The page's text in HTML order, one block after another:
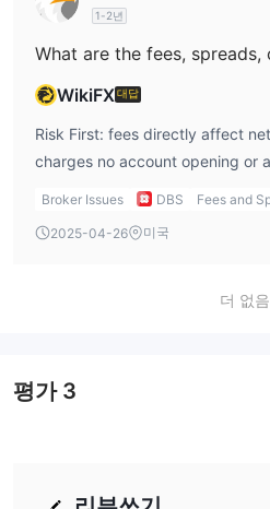
게 맞춤형 지원을 제공합니다.
투자 도구
BrainBOX: 태국 및 해외 주식에 대
BrainBOX Plus: 기술 및 기본 분석
과 결과를 얻습니다.
MCycle: 순환주식에 중점을 둔
적으로 진입하고 탈출할 수 있는 전략
: 블록 거래의 가
합 데스크톱 프로그램입니다.
계정을 열려면
of an Islamic account or
Leverage for forex is not
retail forex broker.
1-2년
WikiFX대답
Risk First: fees directly affect
charges no account opening or
and no minimum balance
SGD 150 per quarter) but is
for Singapore shares,
Spread or forex rate mark‑up is
currencies, but specific forex
Broker Issues DBS Fees and
2025-04-26 미국
더 없음
평가3